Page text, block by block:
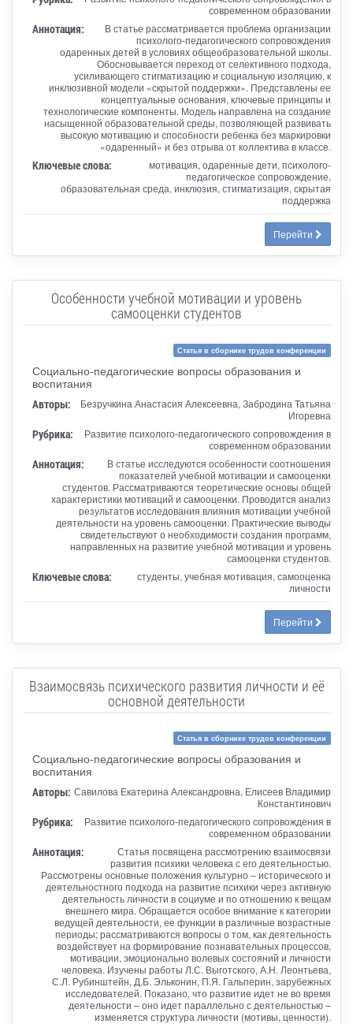
современном образовании
Аннотация:
В статье рассматривается проблема организации
психолого-педагогического сопровождения
одаренных детей в условиях общеобразовательной школы.
Обосновывается переход от селективного подхода,
усиливающего стигматизацию и социальную изоляцию, к
инклюзивной модели «скрытой поддержки». Представлены ее
концептуальные основания, ключевые принципы и
технологические компоненты. Модель направлена на создание
насыщенной образовательной среды, позволяющей развивать
высокую мотивацию и способности ребенка без маркировки
«одаренный» и без отрыва от коллектива в классе.
Ключевые слова:
мотивация, одаренные дети, психолого-
педагогическое сопровождение,
образовательная среда, инклюзия, стигматизация, скрытая
поддержка
Перейти
Особенности учебной мотивации и уровень
самооценки студентов
Статья в сборнике трудов конференции
Социально-педагогические вопросы образования и
воспитания
Авторы:
Безручкина Анастасия Алексеевна, Забродина Татьяна
Игоревна
Рубрика:
Развитие психолого-педагогического сопровождения в
современном образовании
Аннотация:
В статье исследуются особенности соотношения
показателей учебной мотивации и самооценки
студентов. Рассматриваются теоретические основы общей
характеристики мотиваций и самооценки. Проводится анализ
результатов исследования влияния мотивации учебной
деятельности на уровень самооценки. Практические выводы
свидетельствуют о необходимости создания программ,
направленных на развитие учебной мотивации и уровень
самооценки студентов.
Ключевые слова:
студенты, учебная мотивация, самооценка
личности
Перейти
Взаимосвязь психического развития личности и её
основной деятельности
Статья в сборнике трудов конференции
Социально-педагогические вопросы образования и
воспитания
Авторы: Савилова Екатерина Александровна, Елисеев Владимир
Константинович
Рубрика:
Развитие психолого-педагогического сопровождения в
современном образовании
Аннотация:
Статья посвящена рассмотрению взаимосвязи
развития психики человека с его деятельностью.
Рассмотрены основные положения культурно – исторического и
деятельностного подхода на развитие психики через активную
деятельность личности в социуме и по отношению к вещам
внешнего мира. Обращается особое внимание к категории
ведущей деятельности, ее функции в различные возрастные
периоды; рассматриваются вопросы о том, как деятельность
воздействует на формирование познавательных процессов,
мотивации, эмоционально волевых состояний и личности
человека. Изучены работы Л.С. Выготского, А.Н. Леонтьева,
С.Л. Рубинштейн, Д.Б. Эльконин, П.Я. Гальперин, зарубежных
исследователей. Показано, что развитие идет не во время
деятельности – оно идет параллельно с деятельностью –
изменяется структура личности (мотивы, ценности).